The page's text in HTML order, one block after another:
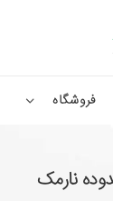
فروشگاه
نارمک